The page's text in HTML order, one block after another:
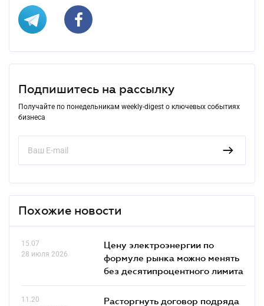
Подпишитесь на рассылку
Получайте по понедельникам weekly-digest о ключевых событиях
бизнеса
Похожие новости
15.07
28 июля 2026
Цену электроэнергии по
формуле рынка можно менять
без десятипроцентного лимита
11.20
Расторгнуть договор подряда